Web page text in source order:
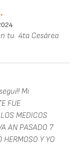
tu 4ta Cesárea
Mi
FUE
MEDICOS
AN PASADO 7
HERMOSO Y YO